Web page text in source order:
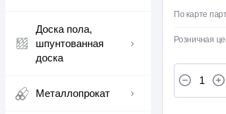
Доска пола,
шпунтованная
доска
Металлопрокат
По карте
Розничная